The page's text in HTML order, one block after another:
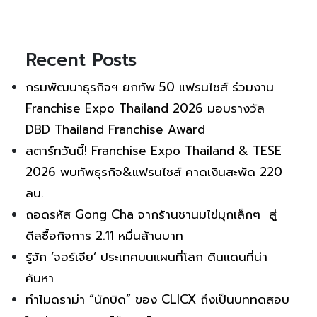
Recent Posts
กรมพัฒนาธุรกิจฯ ยกทัพ 50 แฟรนไชส์ ร่วมงาน
Franchise Expo Thailand 2026 มอบรางวัล
DBD Thailand Franchise Award
สตาร์ทวันนี้! Franchise Expo Thailand & TESE
2026 พบทัพธุรกิจ&แฟรนไชส์ คาดเงินสะพัด 220
ลบ.
ถอดรหัส Gong Cha จากร้านชานมไข่มุกเล็กๆ สู่
ดีลซื้อกิจการ 2.11 หมื่นล้านบาท
รู้จัก ‘จอร์เจีย’ ประเทศบนแผนที่โลก ดินแดนที่น่า
ค้นหา
ทำไมดราม่า “นักบิด” ของ CLICX ถึงเป็นบททดสอบ